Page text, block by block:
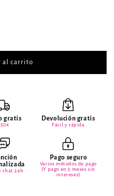
al carrito
gratis Devolución gratis
Fácil y rápida
chat 24h
Pago seguro
Varios métodos de pago
(Y pago en 3 meses sin
intereses)